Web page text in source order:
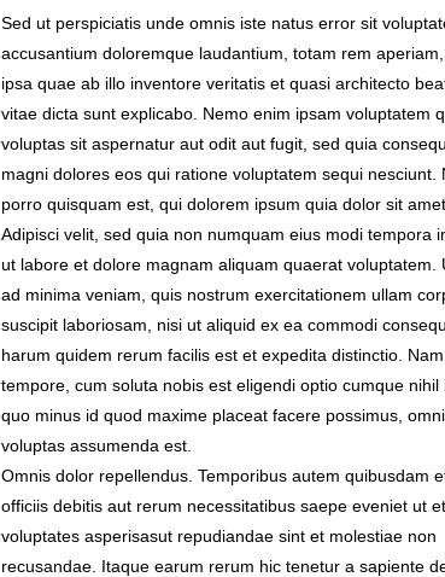
Sed ut perspiciatis unde omnis iste natus error sit
accusantium doloremque laudantium, totam rem
ipsa quae ab illo inventore veritatis et quasi architecto
vitae dicta sunt explicabo. Nemo enim ipsam voluptatem
voluptas sit aspernatur aut odit aut fugit, sed quia
magni dolores eos qui ratione voluptatem sequi nesciunt.
porro quisquam est, qui dolorem ipsum quia dolor sit amet.
Adipisci velit, sed quia non numquam eius modi tempora
ut labore et dolore magnam aliquam quaerat voluptatem.
ad minima veniam, quis nostrum exercitationem ullam
suscipit laboriosam, nisi ut aliquid ex ea commodi
harum quidem rerum facilis est et expedita distinctio.
tempore, cum soluta nobis est eligendi optio cumque nihil
quo minus id quod maxime placeat facere possimus,
voluptas assumenda est.
Omnis dolor repellendus. Temporibus autem quibusdam
officiis debitis aut rerum necessitatibus saepe eveniet ut et
voluptates asperisasut repudiandae sint et molestiae non
recusandae. Itaque earum rerum hic tenetur a sapiente